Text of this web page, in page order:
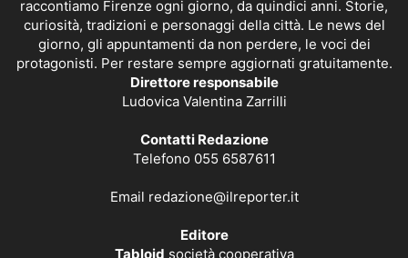
raccontiamo Firenze ogni giorno, da quindici anni. Storie,
curiosità, tradizioni e personaggi della città. Le news del
giorno, gli appuntamenti da non perdere, le voci dei
protagonisti. Per restare sempre aggiornati gratuitamente.
Direttore responsabile
Ludovica Valentina Zarrilli
Contatti Redazione
Telefono 055 6587611
Email redazione@ilreporter.it
Editore
Tabloid società cooperativa